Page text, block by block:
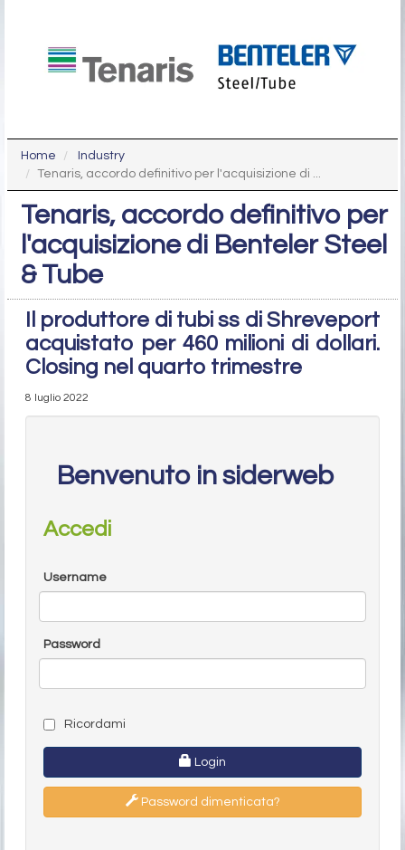
Home
Industry
Tenaris, accordo definitivo per l'acquisizione di ...
Tenaris, accordo definitivo per
l'acquisizione di Benteler Steel
& Tube
Il produttore di tubi ss di Shreveport
acquistato per 460 milioni di dollari.
Closing nel quarto trimestre
8 luglio 2022
Benvenuto in siderweb
Accedi
Username
Password
Ricordami
Login
Password dimenticata?